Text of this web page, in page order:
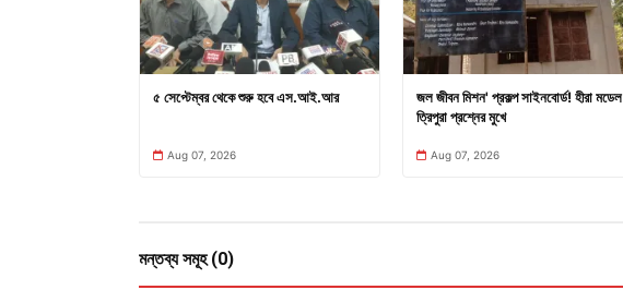
৫ সেপ্টেম্বর থেকে শুরু হবে এস.আই.আর
Aug 07, 2026
জল জীবন মিশন' প্রকল্প সাইনবোর্ড! হীরা মডেল
ত্রিপুরা প্রশ্নের মুখে
Aug 07, 2026
মন্তব্য সমূহ (0)